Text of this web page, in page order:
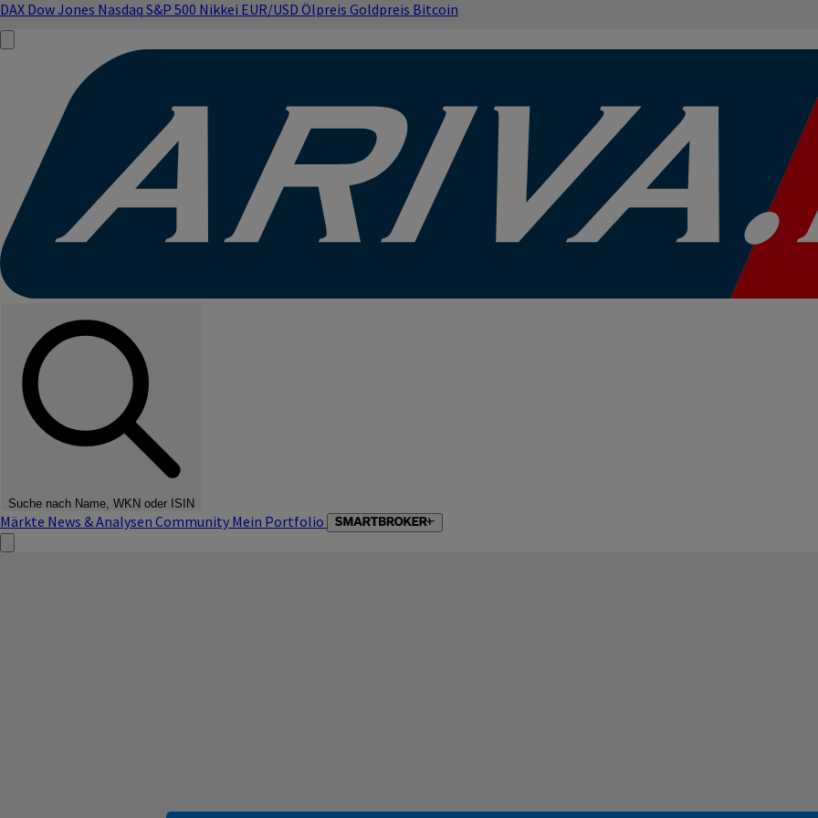
DAX Dow Jones Nasdaq S&P 500 Nikkei EUR/USD Ölpreis Goldpreis Bitcoin
Suche nach Name, WKN oder ISIN
Märkte News & Analysen Community Mein Portfolio